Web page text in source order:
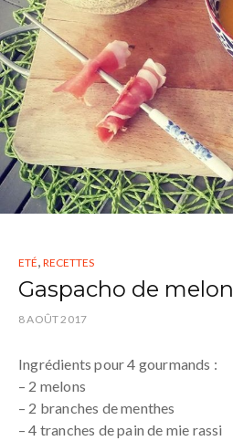
ETÉ RECETTES
Gaspacho de melon
8 AOÛT 2017
Ingrédients pour 4 gourmands :
– 2 melons
– 2 branches de menthes
– 4 tranches de pain de mie rassi